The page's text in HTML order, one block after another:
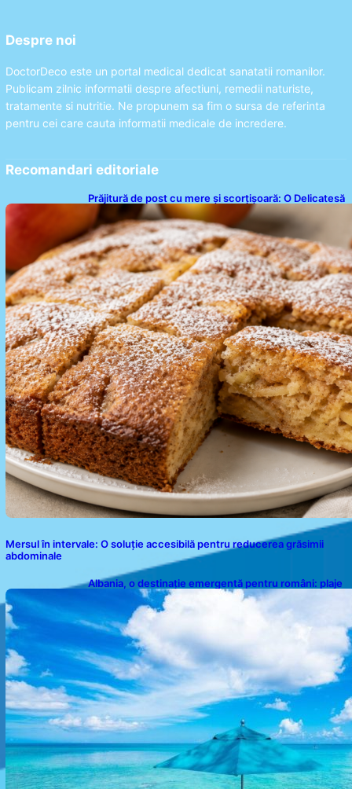
Despre noi
DoctorDeco este un portal medical dedicat sanatatii romanilor.
Publicam zilnic informatii despre afectiuni, remedii naturiste,
tratamente si nutritie. Ne propunem sa fim o sursa de referinta
pentru cei care cauta informatii medicale de incredere.
Recomandari editoriale
Prăjitură de post cu mere și scorțișoară: O Delicatesă
Dulce pentru Postul Adormirii Maicii Domnului
Mersul în intervale: O soluție accesibilă pentru reducerea grăsimii
abdominale
Albania, o destinație emergentă pentru români: plaje
spectaculoase, ape turcoaz și prețuri accesibile